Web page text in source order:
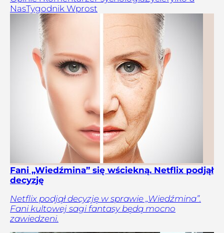
NasTygodnik Wprost
Fani „Wiedźmina” się wściekną. Netflix podjął
decyzję
Netflix podjął decyzję w sprawie „Wiedźmina”.
Fani kultowej sagi fantasy będą mocno
zawiedzeni.